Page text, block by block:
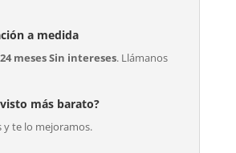
a medida
24 meses Sin intereses. Llámanos
más barato?
y te lo mejoramos.